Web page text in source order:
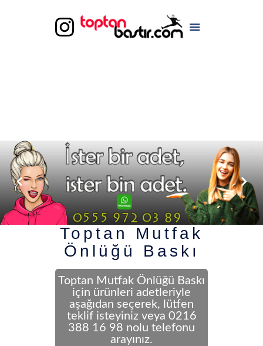
Toptan Mutfak
Önlüğü Baskı
Toptan Mutfak Önlüğü Baskı
için ürünleri adetleriyle
aşağıdan seçerek, lütfen
teklif isteyiniz veya 0216
388 16 98 nolu telefonu
arayınız.